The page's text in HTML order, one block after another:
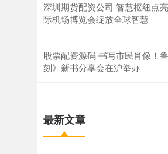
深圳期货配资公司 智慧枢纽点
际机场博览会绽放全球智慧
股票配资源码 书写市民肖像！
刻》新书分享会在沪举办
最新文章